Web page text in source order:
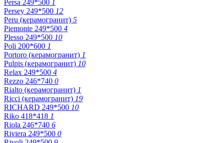
Persa 249*500 1
Persey 249*500 12
Peru (керамогранит) 5
Piemonte 249*500 4
Plesso 249*500 10
Poli 200*600 1
Portoro (керамогранит) 1
Pulpis (керамогранит) 10
Relax 249*500 4
Rezzo 246*740 0
Rialto (керамогранит) 1
Ricci (керамогранит) 19
RICHARD 249*500 10
Riko 418*418 1
Riola 246*740 6
Riviera 249*500 0